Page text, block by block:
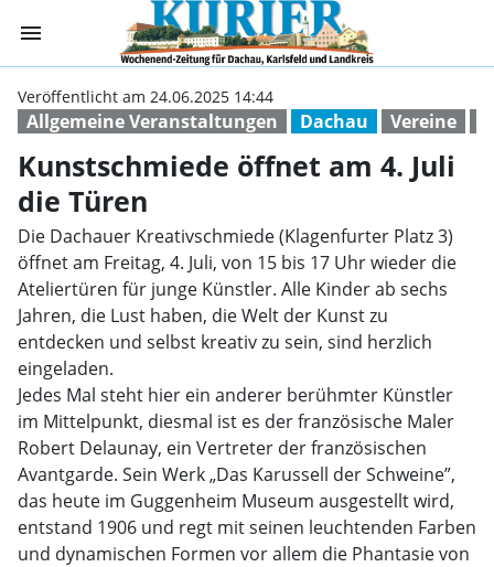
menu Kunstschmiede
Allgemeine Veranstaltungen Dachau Vereine
Veröffentlicht am 24.06.2025 14:44
Kunstschmiede öffnet am 4. Juli
die Türen
Die Dachauer Kreativschmiede (Klagenfurter Platz 3)
öffnet am Freitag, 4. Juli, von 15 bis 17 Uhr wieder die
Ateliertüren für junge Künstler. Alle Kinder ab sechs
Jahren, die Lust haben, die Welt der Kunst zu
entdecken und selbst kreativ zu sein, sind herzlich
eingeladen.
Jedes Mal steht hier ein anderer berühmter Künstler
im Mittelpunkt, diesmal ist es der französische Maler
Robert Delaunay, ein Vertreter der französischen
Avantgarde. Sein Werk „Das Karussell der Schweine”,
das heute im Guggenheim Museum ausgestellt wird,
entstand 1906 und regt mit seinen leuchtenden Farben
und dynamischen Formen vor allem die Phantasie von